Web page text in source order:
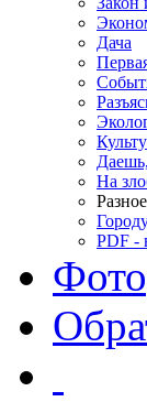
Дача
На
Разное
PDF -